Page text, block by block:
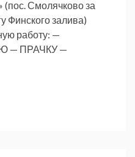
(пос. Смолячково за
Финского залива)
работу: —
— ПРАЧКУ —